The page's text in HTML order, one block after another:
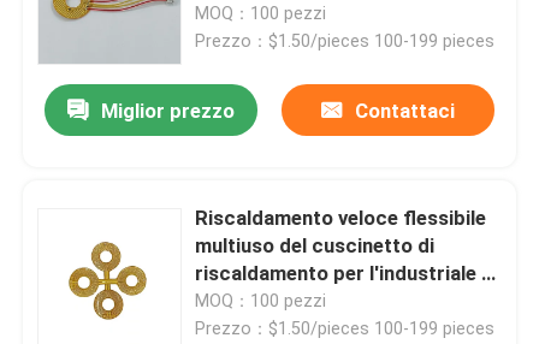
MOQ：100 pezzi
Prezzo：$1.50/pieces 100-199 pieces
Miglior prezzo Contattaci
Riscaldamento veloce flessibile
multiuso del cuscinetto di
riscaldamento per l'industriale di
estrazione mineraria di energia
MOQ：100 pezzi
Prezzo：$1.50/pieces 100-199 pieces